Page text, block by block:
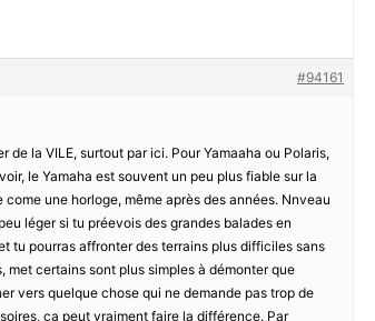
#94161
de la VILE, surtout par ici. Pour Yamaaha ou Polaris,
le Yamaha est souvent un peu plus fiable sur la
une horloge, même après des années. Nnveau
léger si tu préevois des grandes balades en
tu pourras affronter des terrains plus difficiles sans
met certains sont plus simples à démonter que
vers quelque chose qui ne demande pas trop de
ça peut vraiment faire la différence. Par